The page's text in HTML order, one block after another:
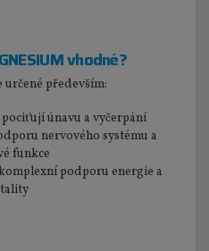
vhodné?
především:
pociťují únavu a vyčerpání
nervového systému a
funkce
podporu energie a